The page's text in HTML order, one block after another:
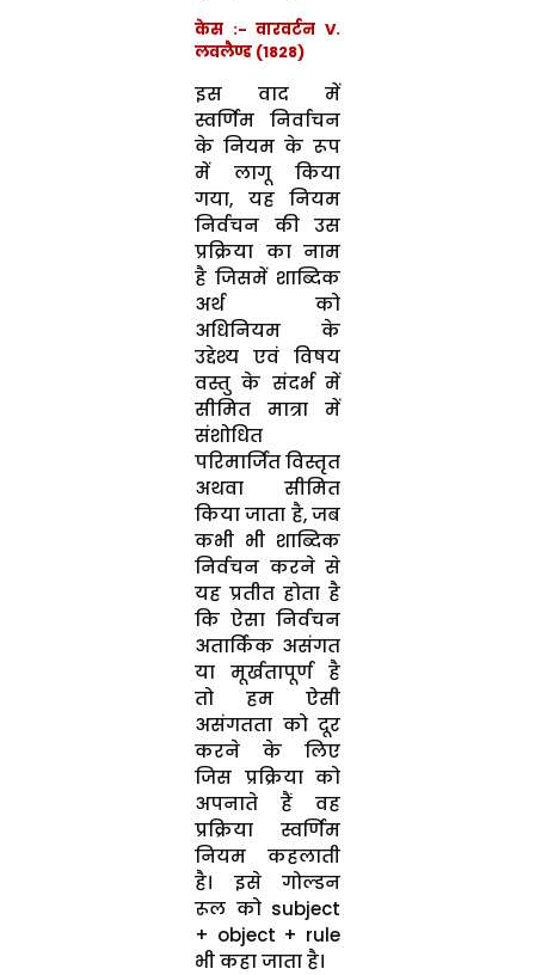
केस :- वारवर्टन V.
लवलैण्ड (1828)
इस वाद में
स्वर्णिम निर्वाचन
के नियम के रूप
में लागू किया
गया, यह नियम
निर्वचन की उस
प्रक्रिया का नाम
है जिसमें शाब्दिक
अर्थ को
अधिनियम के
उद्देश्य एवं विषय
वस्तु के संदर्भ में
सीमित मात्रा में
संशोधित
परिमार्जित विस्तृत
अथवा सीमित
किया जाता है, जब
कभी भी शाब्दिक
निर्वचन करने से
यह प्रतीत होता है
कि ऐसा निर्वचन
अतार्किक असंगत
या मूर्खतापूर्ण है
तो हम ऐसी
असंगतता को दूर
करने के लिए
जिस प्रक्रिया को
अपनाते हैं वह
प्रक्रिया स्वर्णिम
नियम कहलाती
है। इसे गोल्डन
रूल को subject
+ object + rule
भी कहा जाता है।